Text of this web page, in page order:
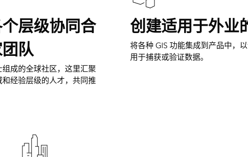
层级协同合
队
成的全球社区，这里汇聚
经验层级的人才，共同推
创建适用于外业
将各种 GIS 功能集成到产品中，
用于捕获或验证数据。